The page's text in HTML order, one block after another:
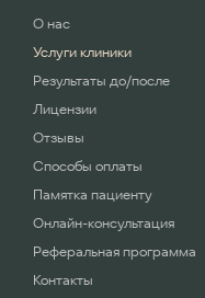
О нас
Услуги клиники
Результаты до/после
Лицензии
Отзывы
Способы оплаты
Памятка пациенту
Онлайн-консультация
Реферальная программа
Контакты